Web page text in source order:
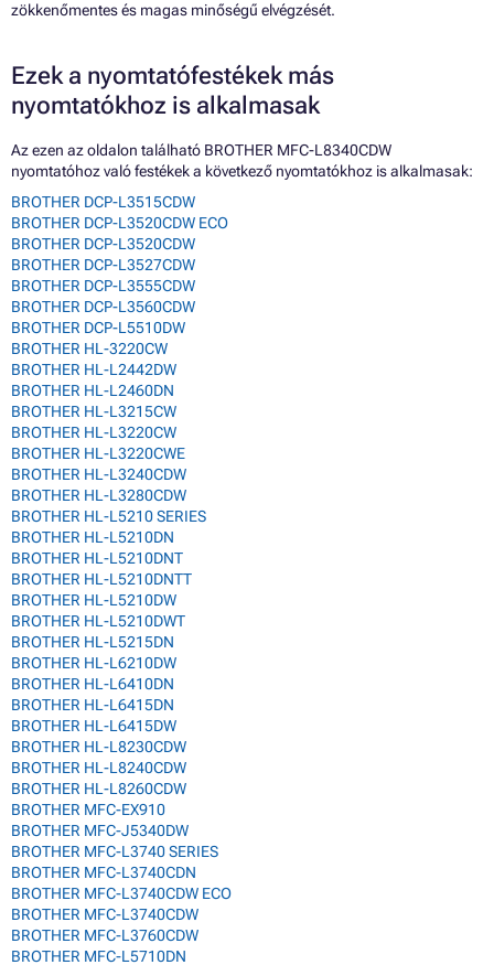
zökkenőmentes és magas minőségű elvégzését.
Ezek a nyomtatófestékek más
nyomtatókhoz is alkalmasak
Az ezen az oldalon található BROTHER MFC-L8340CDW
nyomtatóhoz való festékek a következő nyomtatókhoz is alkalmasak:
BROTHER DCP-L3515CDW
BROTHER DCP-L3520CDW ECO
BROTHER DCP-L3520CDW
BROTHER DCP-L3527CDW
BROTHER DCP-L3555CDW
BROTHER DCP-L3560CDW
BROTHER DCP-L5510DW
BROTHER HL-3220CW
BROTHER HL-L2442DW
BROTHER HL-L2460DN
BROTHER HL-L3215CW
BROTHER HL-L3220CW
BROTHER HL-L3220CWE
BROTHER HL-L3240CDW
BROTHER HL-L3280CDW
BROTHER HL-L5210 SERIES
BROTHER HL-L5210DN
BROTHER HL-L5210DNT
BROTHER HL-L5210DNTT
BROTHER HL-L5210DW
BROTHER HL-L5210DWT
BROTHER HL-L5215DN
BROTHER HL-L6210DW
BROTHER HL-L6410DN
BROTHER HL-L6415DN
BROTHER HL-L6415DW
BROTHER HL-L8230CDW
BROTHER HL-L8240CDW
BROTHER HL-L8260CDW
BROTHER MFC-EX910
BROTHER MFC-J5340DW
BROTHER MFC-L3740 SERIES
BROTHER MFC-L3740CDN
BROTHER MFC-L3740CDW ECO
BROTHER MFC-L3740CDW
BROTHER MFC-L3760CDW
BROTHER MFC-L5710DN